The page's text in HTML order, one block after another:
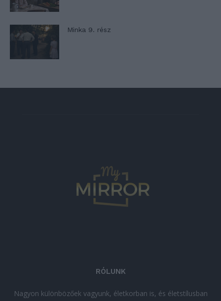
Minka 9. rész
RÓLUNK
Nagyon különbözőek vagyunk, életkorban is, és életstílusban